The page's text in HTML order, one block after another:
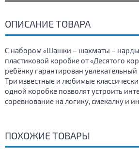
ОПИСАНИЕ ТОВАРА
С набором «Шашки – шахматы – нарды
пластиковой коробке от «Десятого
ребёнку гарантирован
Три известные и любимые
одной коробке позволят устроить
соревнование на логику, смекалку и
ПОХОЖИЕ ТОВАРЫ